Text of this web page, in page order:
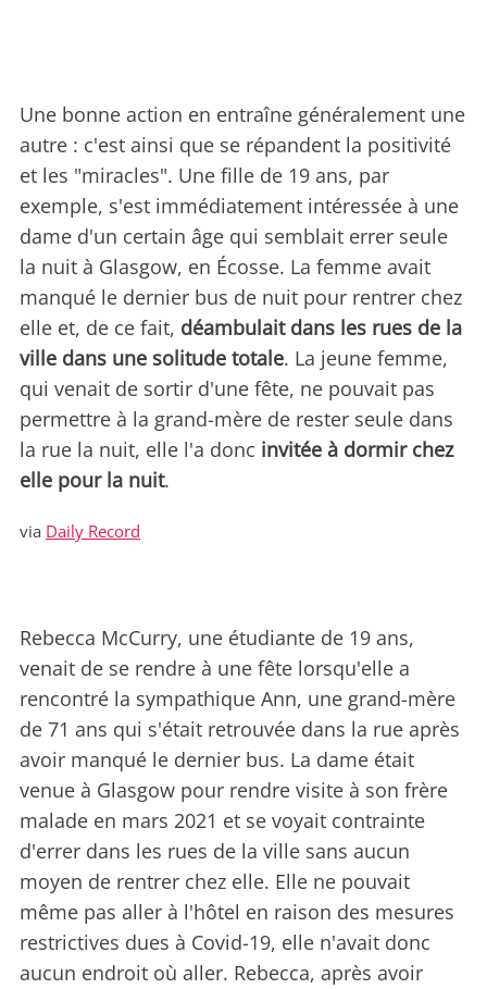
Une bonne action en entraîne généralement une
autre : c'est ainsi que se répandent la positivité
et les "miracles". Une fille de 19 ans, par
exemple, s'est immédiatement intéressée à une
dame d'un certain âge qui semblait errer seule
la nuit à Glasgow, en Écosse. La femme avait
manqué le dernier bus de nuit pour rentrer chez
elle et, de ce fait, déambulait dans les rues de la
ville dans une solitude totale. La jeune femme,
qui venait de sortir d'une fête, ne pouvait pas
permettre à la grand-mère de rester seule dans
la rue la nuit, elle l'a donc invitée à dormir chez
elle pour la nuit.
via Daily Record
Rebecca McCurry, une étudiante de 19 ans,
venait de se rendre à une fête lorsqu'elle a
rencontré la sympathique Ann, une grand-mère
de 71 ans qui s'était retrouvée dans la rue après
avoir manqué le dernier bus. La dame était
venue à Glasgow pour rendre visite à son frère
malade en mars 2021 et se voyait contrainte
d'errer dans les rues de la ville sans aucun
moyen de rentrer chez elle. Elle ne pouvait
même pas aller à l'hôtel en raison des mesures
restrictives dues à Covid-19, elle n'avait donc
aucun endroit où aller. Rebecca, après avoir